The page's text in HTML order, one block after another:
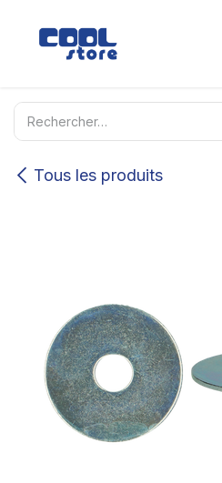
Tous les produits